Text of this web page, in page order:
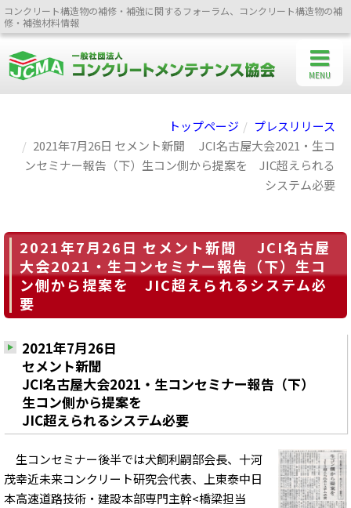
コンクリート構造物の補修・補強に関するフォーラム、コンクリート構造物の補
修・補強材料情報
トップページ
プレスリリース
2021年7月26日 セメント新聞 JCI名古屋大会2021・生コ
ンセミナー報告（下）生コン側から提案を JIC超えられる
システム必要
2021年7月26日 セメント新聞 JCI名古屋
大会2021・生コンセミナー報告（下）生コ
ン側から提案を JIC超えられるシステム必
要
2021年7月26日
セメント新聞
JCI名古屋大会2021・生コンセミナー報告（下）
生コン側から提案を
JIC超えられるシステム必要
生コンセミナー後半では犬飼利嗣部会長、十河
茂幸近未来コンクリート研究会代表、上東泰中日
本高速道路技術・建設本部専門主幹<橋梁担当
MENU